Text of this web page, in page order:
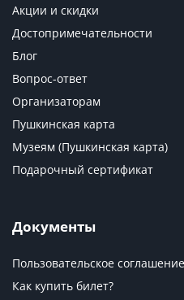
Акции и скидки
Достопримечательности
Блог
Вопрос-ответ
Организаторам
Пушкинская карта
Музеям (Пушкинская карта)
Подарочный сертификат
Документы
Пользовательское соглашение
Как купить билет?